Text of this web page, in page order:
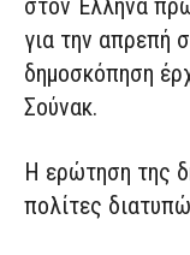
στον Έλληνα
για την απρεπή
δημοσκόπηση
Σούνακ.
Η ερώτηση της
πολίτες